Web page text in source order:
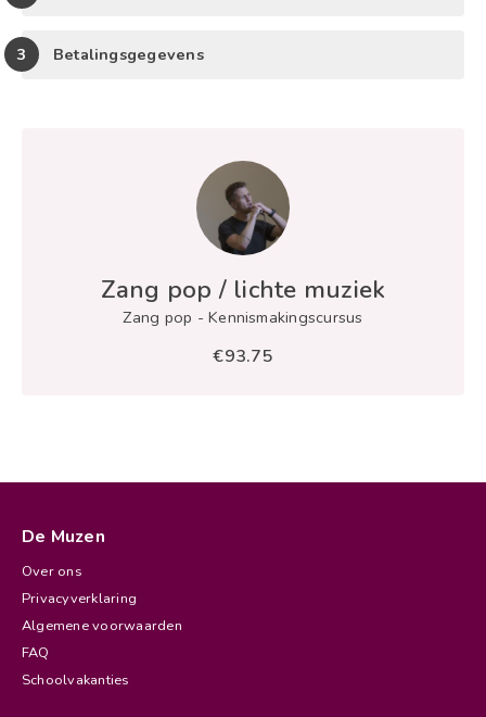
Betalingsgegevens
Zang pop / lichte muziek
SamenvattingZang pop - Kennismakingscursus
€93.75
De Muzen
Over ons
Privacyverklaring
Algemene voorwaarden
FAQ
Schoolvakanties